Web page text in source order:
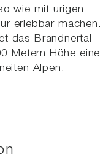
wie mit urigen
erlebbar machen.
das Brandnertal
Metern Höhe eine
Alpen.